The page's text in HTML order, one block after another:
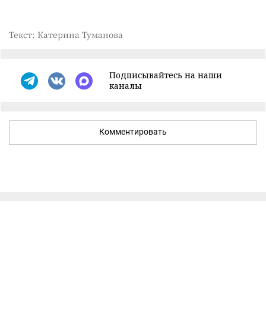
Текст: Катерина Туманова
Подписывайтесь на наши
каналы
Комментировать